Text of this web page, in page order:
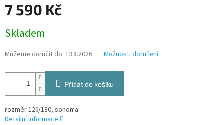
7 590 Kč
cena:
Skladem
Můžeme doručit do: 13.8.2026 Možnosti doručení
Přidat do košíku
rozměr 120/180, sonoma
Detailní informace